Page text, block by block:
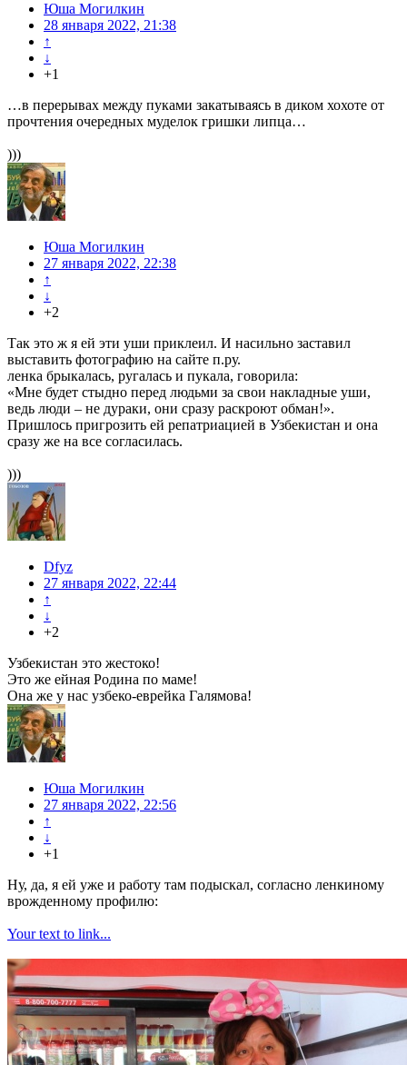
Юша Могилкин
28 января 2022, 21:38
↑
↓
+1
…в перерывах между пуками закатываясь в диком хохоте от
прочтения очередных муделок гришки липца…
)))
Юша Могилкин
27 января 2022, 22:38
↑
↓
+2
Так это ж я ей эти уши приклеил. И насильно заставил
выставить фотографию на сайте п.ру.
ленка брыкалась, ругалась и пукала, говорила:
«Мне будет стыдно перед людьми за свои накладные уши,
ведь люди – не дураки, они сразу раскроют обман!».
Пришлось пригрозить ей репатриацией в Узбекистан и она
сразу же на все согласилась.
)))
Dfyz
27 января 2022, 22:44
↑
↓
+2
Узбекистан это жестоко!
Это же ейная Родина по маме!
Она же у нас узбеко-еврейка Галямова!
Юша Могилкин
27 января 2022, 22:56
↑
↓
+1
Ну, да, я ей уже и работу там подыскал, согласно ленкиному
врожденному профилю:
Your text to link...